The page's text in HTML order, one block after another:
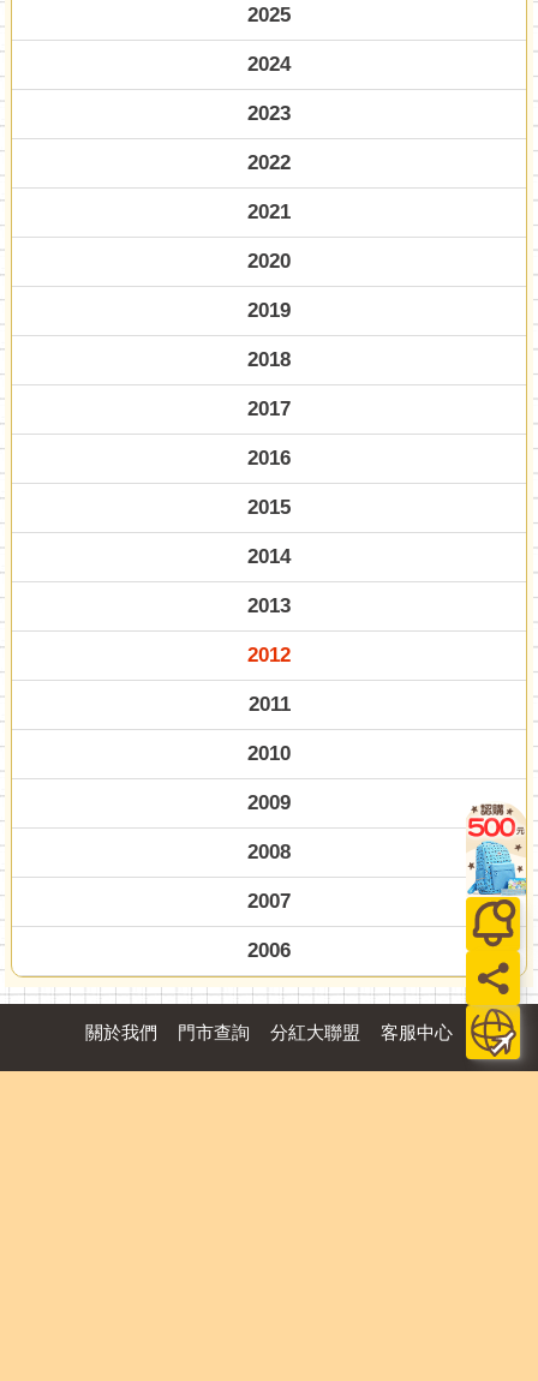
2025
2024
2023
2022
2021
2020
2019
2018
2017
2016
2015
2014
2013
2012
2011
2010
2009
2008
2007
2006
關於我們 門市查詢 分紅大聯盟 客服中心